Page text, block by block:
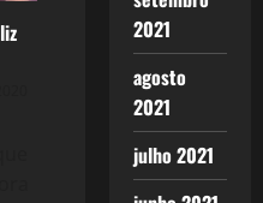
2021
agosto
2021
julho 2021